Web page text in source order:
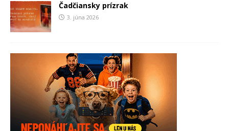
Čadčiansky prízrak
3. júna 2026